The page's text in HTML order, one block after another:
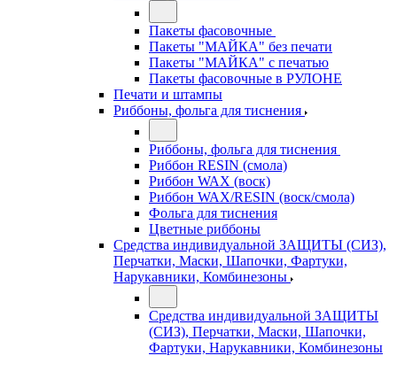
Пакеты фасовочные
Пакеты "МАЙКА" без печати
Пакеты "МАЙКА" с печатью
Пакеты фасовочные в РУЛОНЕ
Печати и штампы
Риббоны, фольга для тиснения
Риббоны, фольга для тиснения
Риббон RESIN (смола)
Риббон WAX (воск)
Риббон WAX/RESIN (воск/смола)
Фольга для тиснения
Цветные риббоны
Средства индивидуальной ЗАЩИТЫ (СИЗ),
Перчатки, Маски, Шапочки, Фартуки,
Нарукавники, Комбинезоны
Средства индивидуальной ЗАЩИТЫ
(СИЗ), Перчатки, Маски, Шапочки,
Фартуки, Нарукавники, Комбинезоны